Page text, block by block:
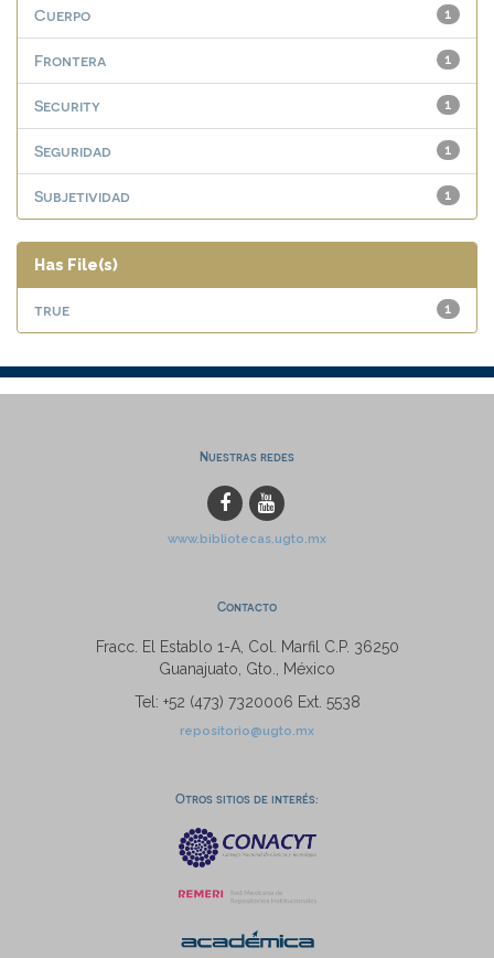
1
Cuerpo
1
Frontera
1
Security
1
Seguridad
1
Subjetividad
Has File(s)
1
true
Nuestras redes
www.bibliotecas.ugto.mx
Contacto
Fracc. El Establo 1-A, Col. Marfil C.P. 36250
Guanajuato, Gto., México
Tel: +52 (473) 7320006 Ext. 5538
repositorio@ugto.mx
Otros sitios de interés: